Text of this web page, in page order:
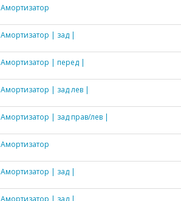
Амортизатор
Амортизатор | зад |
Амортизатор | перед |
Амортизатор | зад лев |
Амортизатор | зад прав/лев |
Амортизатор
Амортизатор | зад |
Амортизатор | зад |